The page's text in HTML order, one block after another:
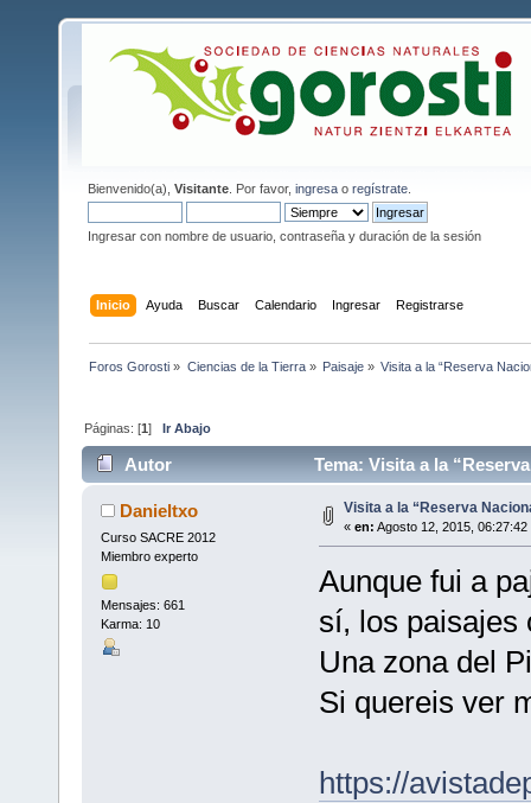
Bienvenido(a), Visitante . Por favor, ingresa o regístrate
Ingresar con nombre de usuario, contraseña y duración de la sesión
Inicio Ayuda Buscar Calendario Ingresar Registrarse
Foros Gorosti » Ciencias de la Tierra» Paisaje» Visita a la “Reserva
Páginas: [1]Ir Abajo
Autor Tema: Visita a la
Danieltxo
Curso SACRE 2012
Miembro experto
Mensajes: 661
Karma: 10
Visita a la “Reserva
« en: Agosto 12, 2015, 06:27:42
Aunque fui a
sí, los paisajes
Una zona del
Si quereis ver
https://